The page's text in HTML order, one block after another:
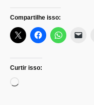
Compartilhe isso:
Curtir isso:
C